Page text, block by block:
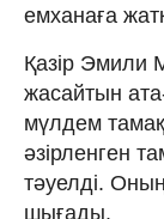
емханаға
Қазір Эмили
жасайтын
мүлдем
әзірленген
тәуелді.
шығады.